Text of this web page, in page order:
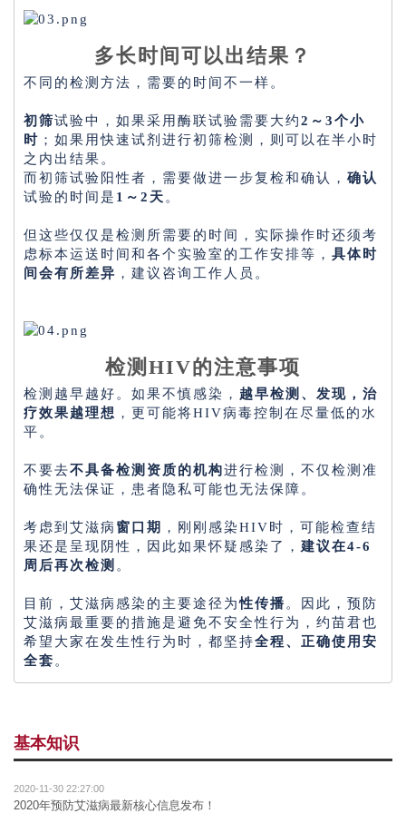
多长时间可以出结果？
不同的检测方法，需要的时间不一样。
初筛试验中，如果采用酶联试验需要大约2～3个小
时 ；如果用快速试剂进行初筛检测，则可以在半小时
之内出结果。
而初筛试验阳性者，需要做进一步复检和确认， 确认
试验的时间是 1～2天 。
但这些仅仅是检测所需要的时间，实际操作时还须考
虑标本运送时间和各个实验室的工作安排等， 具体时
间会有所差异 ，建议咨询工作人员。
检测HIV的注意事项
检测越早越好。如果不慎感染， 越早检测、发现，治
疗效果越理想 ，更可能将HIV病毒控制在尽量低的水
平。
不要去不具备检测资质的机构进行检测，不仅检测准
确性无法保证，患者隐私可能也无法保障。
考虑到艾滋病 窗口期
，刚刚感染HIV时，可能检查结
果还是呈现阴性，因此如果怀疑感染了， 建议在4-6
周后再次检测 。
目前，艾滋病感染的主要途径为性传播 。因此，预防
艾滋病最重要的措施是避免不安全性行为，约苗君也
希望大家在发生性行为时，都坚持全程、正确使用安
全套 。
基本知识
2020-11-30 22:27:00
2020年预防艾滋病最新核心信息发布！